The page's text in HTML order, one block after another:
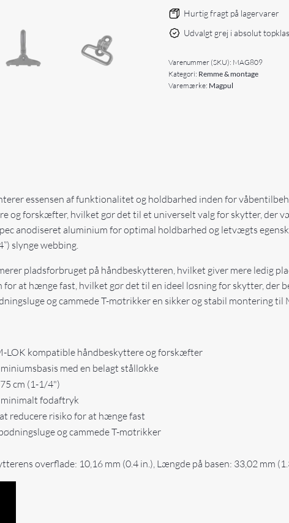
antal Hurtig fragt på lagervarer
Udvalgt grej i absolut
Varenummer (SKU): MAG809
Kategori: Remme & montage
Varemærke: Magpul
essensen af funktionalitet og holdbarhed inden for
og forskæfter, hvilket gør det til et universelt valg for skytter, der
anodiseret aluminium for optimal holdbarhed og letvægts
slynge webbing.
pladsforbruget på håndbeskytteren, hvilket giver mere ledig
for at hænge fast, hvilket gør det til en ideel løsning for skytter, der
og cammede T-møtrikker en sikker og stabil montering til
LOK kompatible håndbeskyttere og forskæfter
med en belagt stålløkke
cm (1-1/4")
fodaftryk
reducere risiko for at hænge fast
og cammede T-møtrikker
overflade: 10,16 mm (0.4 in.), Længde på basen: 33,02 mm